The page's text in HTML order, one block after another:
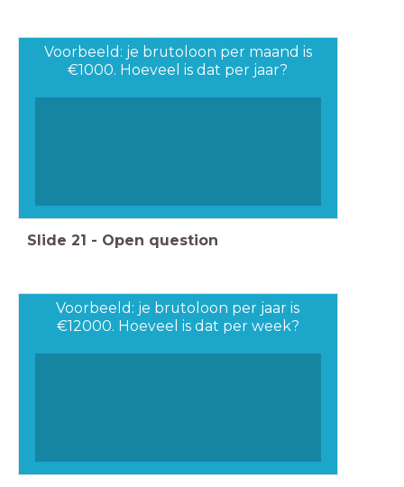
Voorbeeld: je brutoloon per maand is
€1000. Hoeveel is dat per jaar?
Slide 21 - Open question
Voorbeeld: je brutoloon per jaar is
€12000. Hoeveel is dat per week?